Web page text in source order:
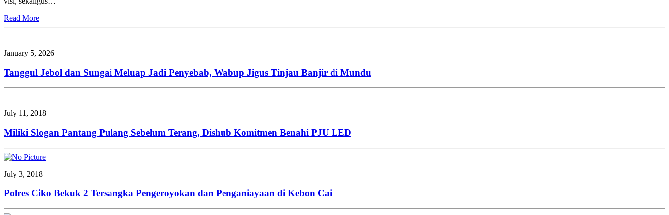
Read More
January 5, 2026
Tanggul Jebol dan Sungai Meluap Jadi Penyebab, Wabup Jigus Tinjau Banjir di Mundu
July 11, 2018
Miliki Slogan Pantang Pulang Sebelum Terang, Dishub Komitmen Benahi PJU LED
July 3, 2018
Polres Ciko Bekuk 2 Tersangka Pengeroyokan dan Penganiayaan di Kebon Cai